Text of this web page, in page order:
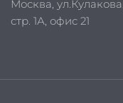
Москва,
стр. 1А, офис 21